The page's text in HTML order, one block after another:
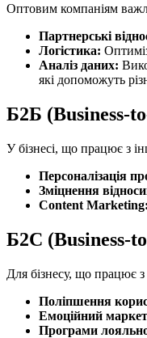
Оптовим компаніям
Партнерські
Логістика:
Аналіз даних:
які допоможуть
Б2Б (Business-
У бізнесі, що працює з
Персоналізація
Зміцнення
Content Marketing:
Б2С (Business-
Для бізнесу, що працює
Поліпшення
Емоційний
Програми